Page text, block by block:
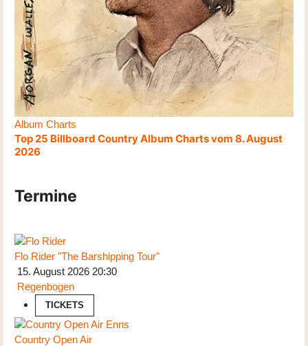
Album Charts
Top 25 Billboard Country Album Charts vom 8. August
2026
Termine
Flo Rider "The Barshipping Tour"
15. August 2026 20:30
Regenbogen
TICKETS
Country Open Air